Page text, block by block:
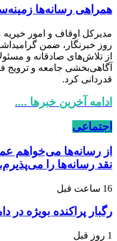
همراهی رسانه‌ها
مدیرکل اوقاف و امور خیریه
روز خبرنگار، ضمن
از تلاش‌های صادقانه و
آگاهی‌بخشی جامعه و ترویج
قدردانی کرد.
ادامه آخرین خبرها ....
اجتماعی
از رسانه‌ها می‌خواهم
نقد رسانه‌ها را
16 ساعت قبل
رگبار پراکنده بویژه در
1 روز قبل